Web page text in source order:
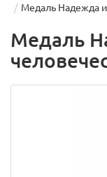
Медаль Надежда
Медаль